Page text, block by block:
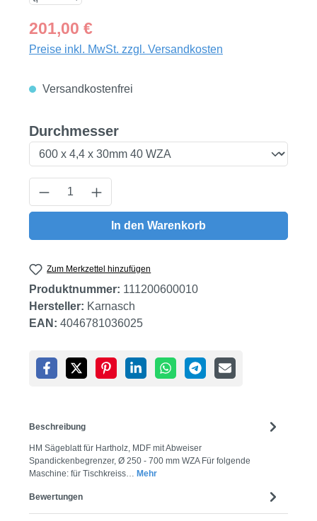
Regulärer Preis:
201,00 €
Preise inkl. MwSt. zzgl. Versandkosten
Versandkostenfrei
Durchmesserauswählen
Produkt Anzahl: Gib den gewünschten
In den Warenkorb
Zum Merkzettel hinzufügen
Produktnummer: 111200600010
Hersteller: Karnasch
EAN: 4046781036025
Beschreibung
HM Sägeblatt für Hartholz, MDF mit Abweiser
Spandickenbegrenzer, Ø 250 - 700 mm WZA Für folgende
Maschine: für Tischkreiss… Mehr
Bewertungen